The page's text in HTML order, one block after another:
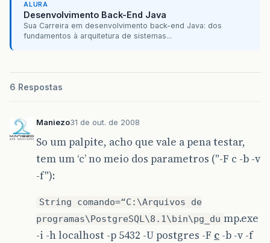
ALURA
Desenvolvimento Back-End Java
Sua Carreira em desenvolvimento back-end Java: dos
fundamentos à arquitetura de sistemas...
6 Respostas
Maniezo31 de out. de 2008
So um palpite, acho que vale a pena testar,
tem um ‘c’ no meio dos parametros ("-F c -b -v
-f"):
String comando=“C:\Arquivos de
programas\PostgreSQL\8.1\bin\pg_du mp.exe
-i -h localhost -p 5432 -U postgres -F c -b -v -f